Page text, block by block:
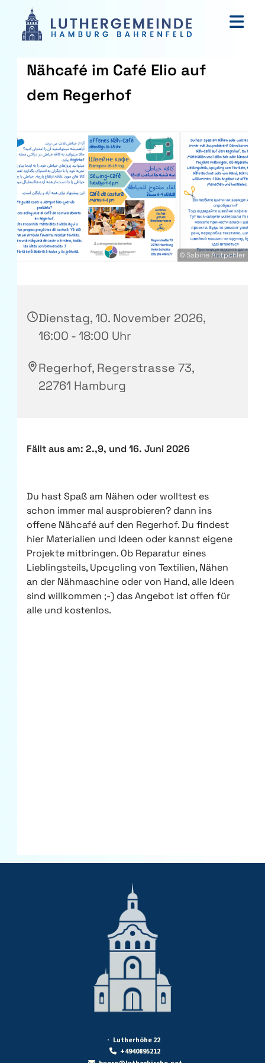
Nähcafé im Café Elio auf
dem Regerhof
© Sabine Antpöhler
Dienstag, 10. November 2026,
16:00 - 18:00 Uhr
Regerhof, Regerstrasse 73,
22761 Hamburg
Fällt aus am: 2.,9, und 16. Juni 2026
Du hast Spaß am Nähen oder wolltest es
schon immer mal ausprobieren? dann ins
offene Nähcafé auf den Regerhof. Du findest
hier Materialien und Ideen oder kannst eigene
Projekte mitbringen. Ob Reparatur eines
Lieblingsteils, Upcycling von Textilien, Nähen
an der Nähmaschine oder von Hand, alle Ideen
sind willkommen ;-) das Angebot ist offen für
alle und kostenlos.
· Lutherhöhe 22
 +4940895212